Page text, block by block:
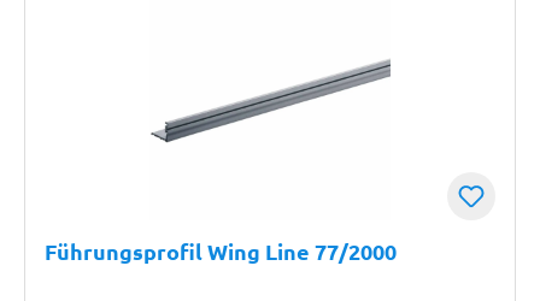
Führungsprofil Wing Line 77/2000